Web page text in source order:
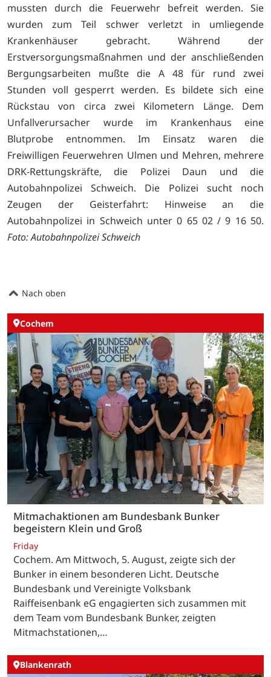
mussten durch die Feuerwehr befreit werden. Sie
wurden zum Teil schwer verletzt in umliegende
Krankenhäuser gebracht. Während der
Erstversorgungsmaßnahmen und der anschließenden
Bergungsarbeiten mußte die A 48 für rund zwei
Stunden voll gesperrt werden. Es bildete sich eine
Rückstau von circa zwei Kilometern Länge. Dem
Unfallverursacher wurde im Krankenhaus eine
Blutprobe entnommen. Im Einsatz waren die
Freiwilligen Feuerwehren Ulmen und Mehren, mehrere
DRK-Rettungskräfte, die Polizei Daun und die
Autobahnpolizei Schweich. Die Polizei sucht noch
Zeugen der Geisterfahrt: Hinweise an die
Autobahnpolizei in Schweich unter 0 65 02 / 9 16 50.
Foto: Autobahnpolizei Schweich
Nach oben
Cochem
Mitmachaktionen am Bundesbank Bunker
begeistern Klein und Groß
Friday
Cochem. Am Mittwoch, 5. August, zeigte sich der
Bunker in einem besonderen Licht. Deutsche
Bundesbank und Vereinigte Volksbank
Raiffeisenbank eG engagierten sich zusammen mit
dem Team vom Bundesbank Bunker, zeigten
Mitmachstationen,…
Blankenrath